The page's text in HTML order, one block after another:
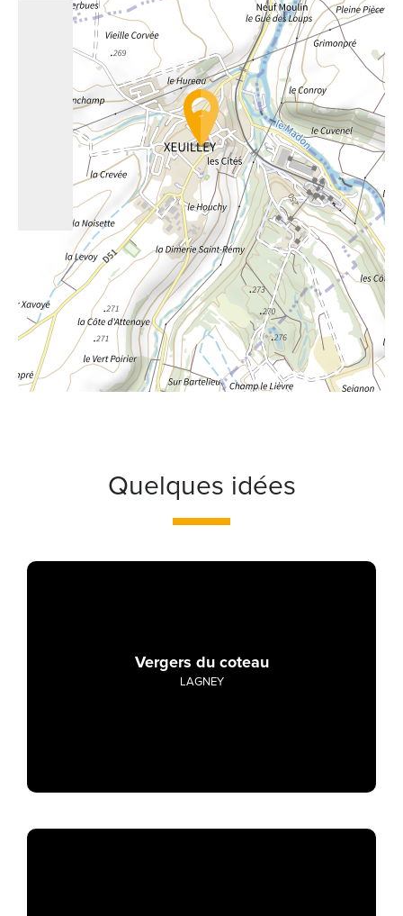
Quelques idées
Vergers du coteau
LAGNEY